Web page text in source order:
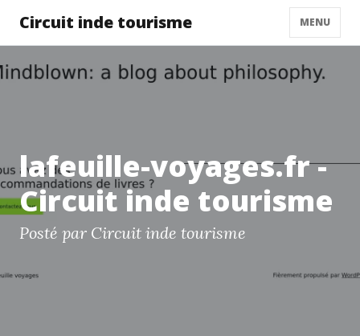
Circuit inde tourisme MENU
lafeuille-voyages.fr -
Circuit inde tourisme
Posté par Circuit inde tourisme